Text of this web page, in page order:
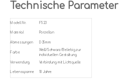
Technische Parameter
Modell Nr. F523
Material Porzellan
Abmessungen D35mm
Farbe
Weiß/Schwarz/Beliebig zur
individuellen Gestaltung
Verwendung Verbindung mit Lichtquelle
Lebensspanne 10 Jahre